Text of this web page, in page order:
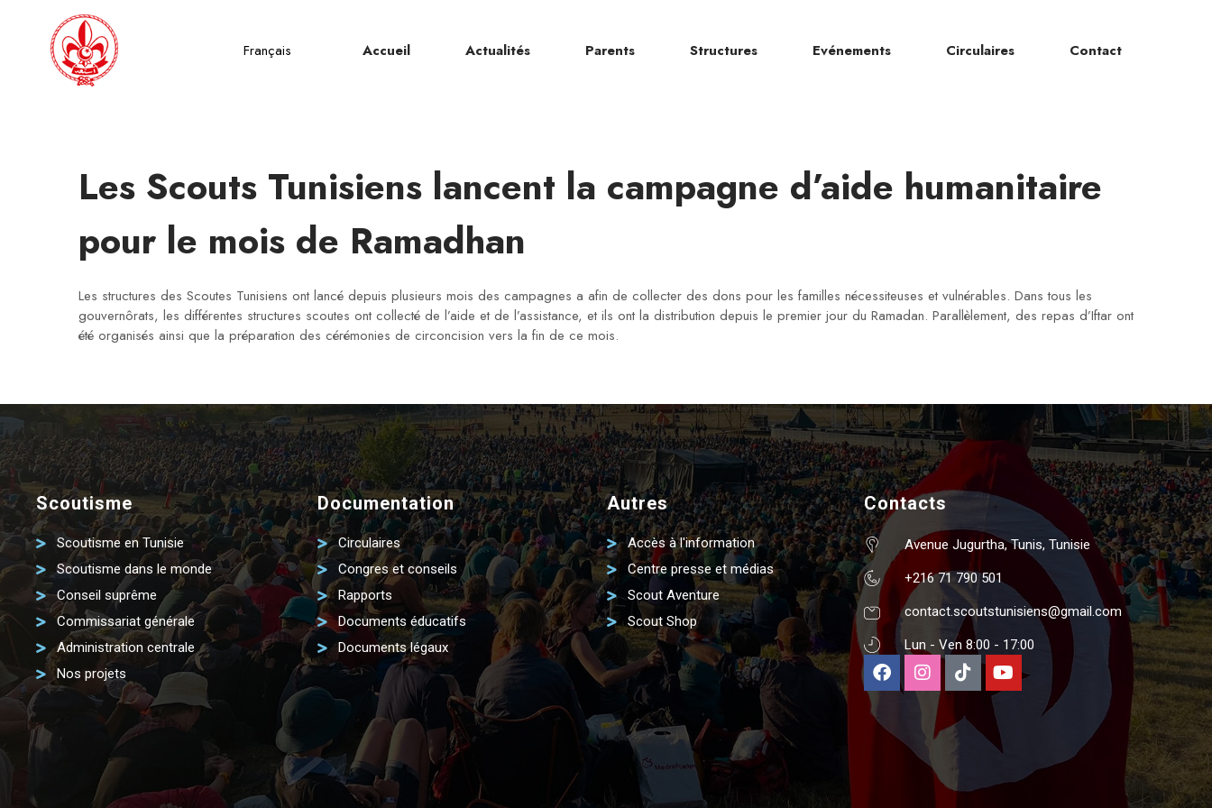
Français Accueil Actualités Parents Structures Evénements Circulaires Contact
Les Scouts Tunisiens lancent la campagne d’aide humanitaire
pour le mois de Ramadhan
Les structures des Scoutes Tunisiens ont lancé depuis plusieurs mois des campagnes a afin de collecter des dons pour les familles nécessiteuses et vulnérables. Dans tous les
gouvernôrats, les différentes structures scoutes ont collecté de l’aide et de l’assistance, et ils ont la distribution depuis le premier jour du Ramadan. Parallèlement, des repas d’Iftar ont
été organisés ainsi que la préparation des cérémonies de circoncision vers la fin de ce mois.
Scoutisme
Scoutisme en Tunisie
Scoutisme dans le monde
Conseil suprême
Commissariat générale
Administration centrale
Nos projets
Documentation
Circulaires
Congres et conseils
Rapports
Documents éducatifs
Documents légaux
Autres
Accès à l'information
Centre presse et médias
Scout Aventure
Scout Shop
Contacts
Avenue Jugurtha, Tunis, Tunisie
+216 71 790 501
contact.scoutstunisiens@gmail.com
Lun - Ven 8:00 - 17:00